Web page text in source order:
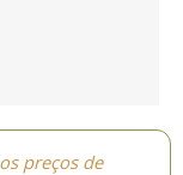
preços de